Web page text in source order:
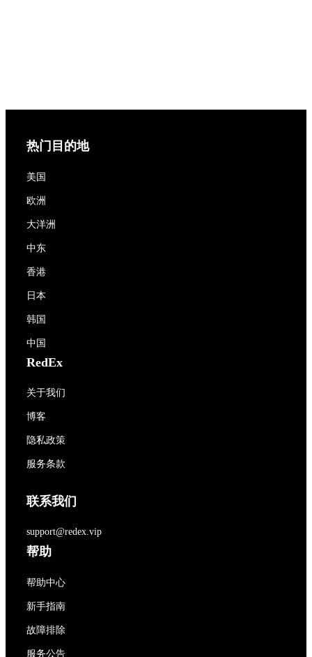
热门目的地
美国
欧洲
大洋洲
中东
香港
日本
韩国
中国
RedEx
关于我们
博客
隐私政策
服务条款
联系我们
support@redex.vip
帮助
帮助中心
新手指南
故障排除
服务公告